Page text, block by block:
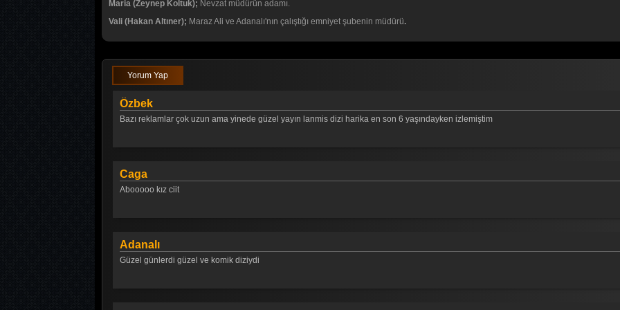
Maria (Zeynep Koltuk); Nevzat müdürün adamı.
Vali (Hakan Altıner); Maraz Ali ve Adanalı'nın çalıştığı emniyet şubenin müdürü.
Yorum Yap
Özbek
Bazı reklamlar çok uzun ama yinede güzel yayın lanmis dizi harika en son 6 yaşındayken izlemiştim
Caga
Abooooo kız ciit
Adanalı
Güzel günlerdi güzel ve komik diziydi